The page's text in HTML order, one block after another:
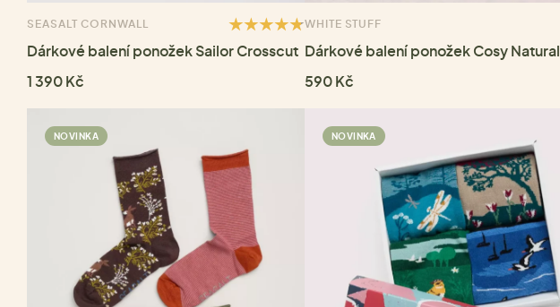
SEASALT CORNWALL
Dárkové balení ponožek Sailor Crosscut
1 390 Kč
WHITE STUFF
Dárkové balení ponožek Cosy Natural
590 Kč
NOVINKA NOVINKA